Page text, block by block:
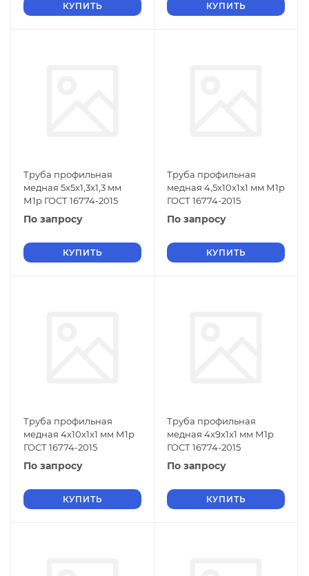
КУПИТЬ КУПИТЬ
Труба профильная
медная 5x5x1,3x1,3 мм
М1р ГОСТ 16774-2015
По запросу
КУПИТЬ
Труба профильная
медная 4,5x10x1x1 мм М1р
ГОСТ 16774-2015
По запросу
КУПИТЬ
Труба профильная
медная 4x10x1x1 мм М1р
ГОСТ 16774-2015
По запросу
КУПИТЬ
Труба профильная
медная 4x9x1x1 мм М1р
ГОСТ 16774-2015
По запросу
КУПИТЬ